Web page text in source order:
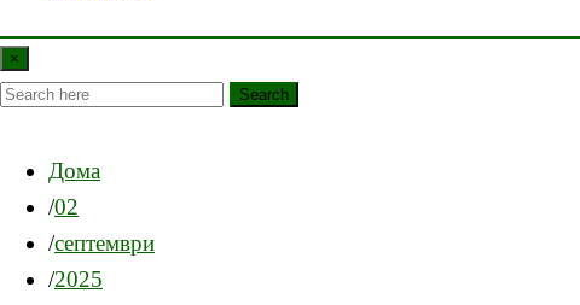
×
Search
Дома
02
септември
2025